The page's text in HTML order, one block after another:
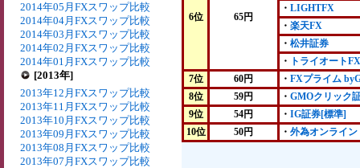
2014年05月FXスワップ比較
2014年04月FXスワップ比較
2014年03月FXスワップ比較
2014年02月FXスワップ比較
2014年01月FXスワップ比較
[2013年]
2013年12月FXスワップ比較
2013年11月FXスワップ比較
2013年10月FXスワップ比較
2013年09月FXスワップ比較
2013年08月FXスワップ比較
2013年07月FXスワップ比較
6位 65円
・ LIGHTFX
・ 楽天FX
・ 松井証券
・
トライオートFX
7位
60円 ・ FXプライム
8位
59円 ・ GMOクリック
9位
54円 ・ IG証券[標準]
10位
50円 ・ 外為オンライン